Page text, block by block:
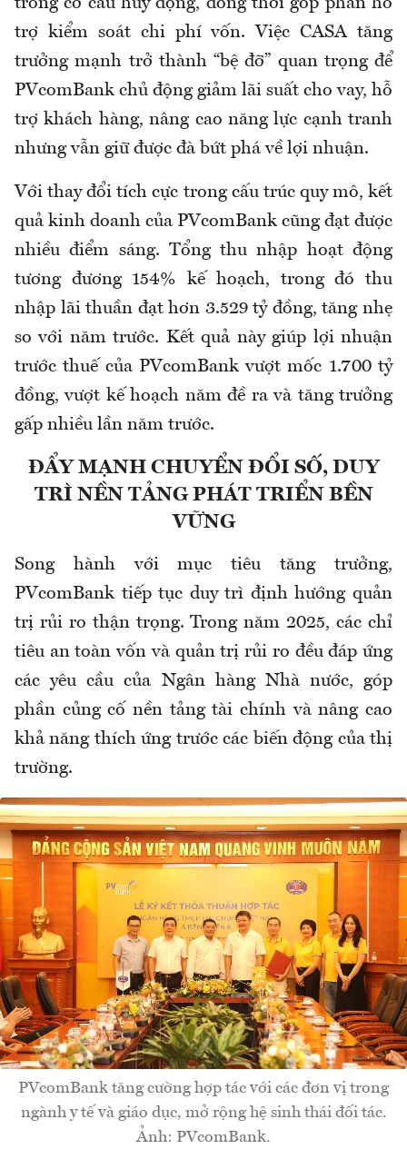
trong cơ cấu huy động, đồng thời góp phần hỗ
trợ kiểm soát chi phí vốn. Việc CASA tăng
trưởng mạnh trở thành “bệ đỡ” quan trọng để
PVcomBank chủ động giảm lãi suất cho vay, hỗ
trợ khách hàng, nâng cao năng lực cạnh tranh
nhưng vẫn giữ được đà bứt phá về lợi nhuận.
Với thay đổi tích cực trong cấu trúc quy mô, kết
quả kinh doanh của PVcomBank cũng đạt được
nhiều điểm sáng. Tổng thu nhập hoạt động
tương đương 154% kế hoạch, trong đó thu
nhập lãi thuần đạt hơn 3.529 tỷ đồng, tăng nhẹ
so với năm trước. Kết quả này giúp lợi nhuận
trước thuế của PVcomBank vượt mốc 1.700 tỷ
đồng, vượt kế hoạch năm đề ra và tăng trưởng
gấp nhiều lần năm trước.
ĐẨY MẠNH CHUYỂN ĐỔI SỐ, DUY
TRÌ NỀN TẢNG PHÁT TRIỂN BỀN
VỮNG
Song hành với mục tiêu tăng trưởng,
PVcomBank tiếp tục duy trì định hướng quản
trị rủi ro thận trọng. Trong năm 2025, các chỉ
tiêu an toàn vốn và quản trị rủi ro đều đáp ứng
các yêu cầu của Ngân hàng Nhà nước, góp
phần củng cố nền tảng tài chính và nâng cao
khả năng thích ứng trước các biến động của thị
trường.
PVcomBank tăng cường hợp tác với các đơn vị trong
ngành y tế và giáo dục, mở rộng hệ sinh thái đối tác.
Ảnh: PVcomBank.